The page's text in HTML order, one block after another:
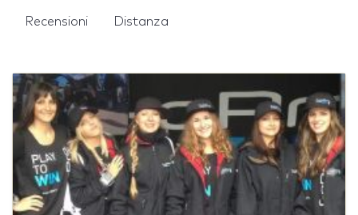
Recensioni Distanza